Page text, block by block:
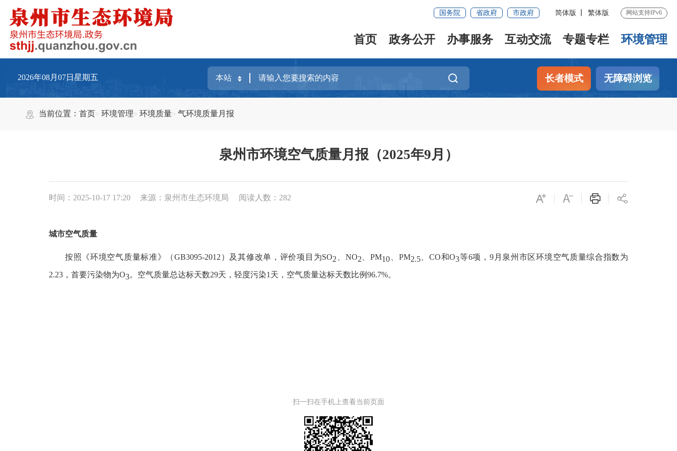
国务院 省政府 市政府 简体版 繁体版 网站支持IPv6
首页 政务公开 办事服务 互动交流 专题专栏 环境管理
2026年08月07日星期五 长者模式 无障碍浏览
当前位置：首页 环境管理 环境质量 气环境质量月报
泉州市环境空气质量月报（2025年9月）
时间：2025-10-17 17:20 来源：泉州市生态环境局 阅读人数： 282
城市空气质量
按照《环境空气质量标准》（GB3095-2012 ）及其修改单，评价项目为SO2 NO2 、PM10 PM2.5 CO和O3等6项， 9月泉州市区环境空气质量综合指数为
2.23，首要污染物为O3。空气质量总达标天数29天 ，轻度污染1天， 空气质量达标天数比例96.7%。
扫一扫在手机上查看当前页面